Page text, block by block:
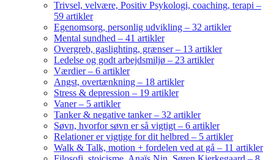
Trivsel, velvære, Positiv Psykologi, coaching, terapi –
59 artikler
Egenomsorg, personlig udvikling – 32 artikler
Mental sundhed – 41 artikler
Overgreb, gaslighting, grænser – 13 artikler
Ledelse og godt arbejdsmiljø – 23 artikler
Værdier – 6 artikler
Angst, overtænkning – 18 artikler
Stress & depression – 19 artikler
Vaner – 5 artikler
Tanker & negative tanker – 32 artikler
Søvn, hvorfor søvn er så vigtigt – 6 artikler
Relationer er vigtige for dit helbred – 5 artikler
Walk & Talk, motion + fordelen ved at gå – 11 artikler